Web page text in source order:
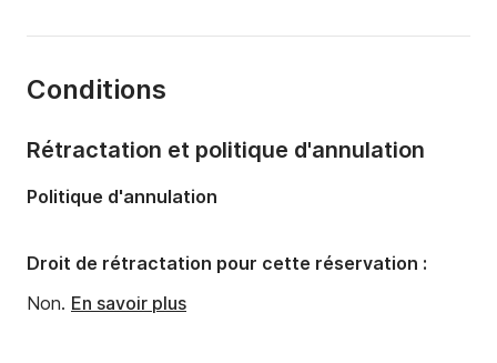
Capacité à bord:
Conditions
Rétractation et politique d'annulation
Politique d'annulation
Droit de rétractation pour cette réservation :
Non. En savoir plus